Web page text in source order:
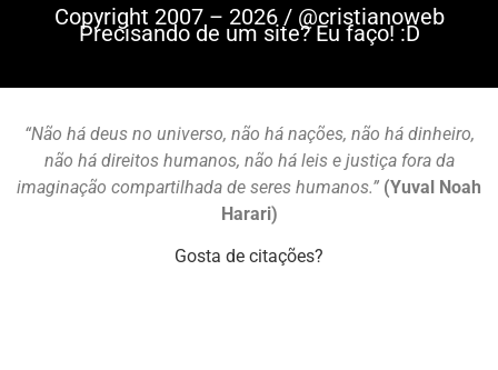
Copyright 2007 – 2026 / @cristianoweb
Precisando de um site? Eu faço! :D
“Não há deus no universo, não há nações, não há dinheiro,
não há direitos humanos, não há leis e justiça fora da
imaginação compartilhada de seres humanos.” (Yuval Noah
Harari)
Gosta de citações?